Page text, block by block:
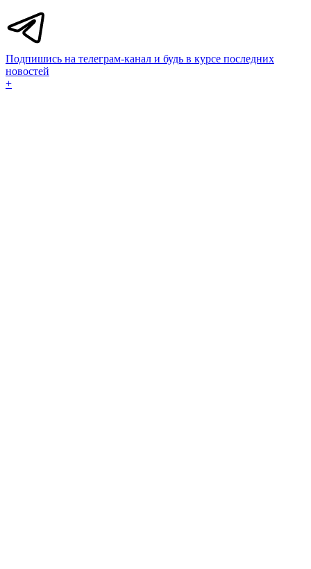
Подпишись на телеграм-канал и будь в курсе последних
новостей
+